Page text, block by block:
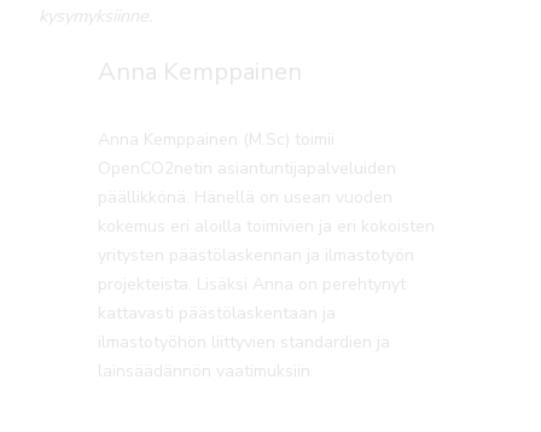
kysymyksiinne.
Anna Kemppainen
Anna Kemppainen (M.Sc) toimii
OpenCO2netin asiantuntijapalveluiden
päällikkönä. Hänellä on usean vuoden
kokemus eri aloilla toimivien ja eri kokoisten
yritysten päästölaskennan ja ilmastotyön
projekteista. Lisäksi Anna on perehtynyt
kattavasti päästölaskentaan ja
ilmastotyöhön liittyvien standardien ja
lainsäädännön vaatimuksiin.